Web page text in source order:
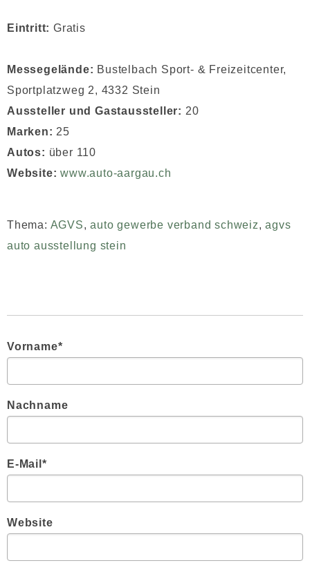
Eintritt: Gratis
Messegelände: Bustelbach Sport- & Freizeitcenter,
Sportplatzweg 2, 4332 Stein
Aussteller und Gastaussteller: 20
Marken: 25
Autos: über 110
Website: www.auto-aargau.ch
Thema: AGVS,auto gewerbe verband schweiz,agvs
auto ausstellung stein
Vorname*
Nachname
E-Mail *
Website